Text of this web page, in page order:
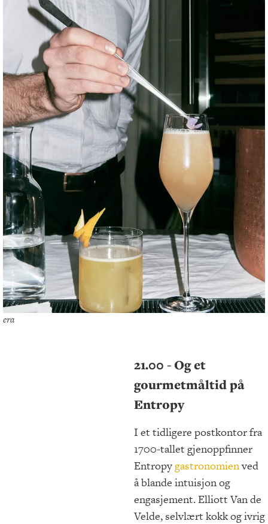
era
21.00 - Og et
gourmetmåltid på
Entropy
I et tidligere postkontor fra
1700-tallet gjenoppfinner
Entropygastronomienved
å blande intuisjon og
engasjement. Elliott Van de
Velde, selvlært kokk og ivrig